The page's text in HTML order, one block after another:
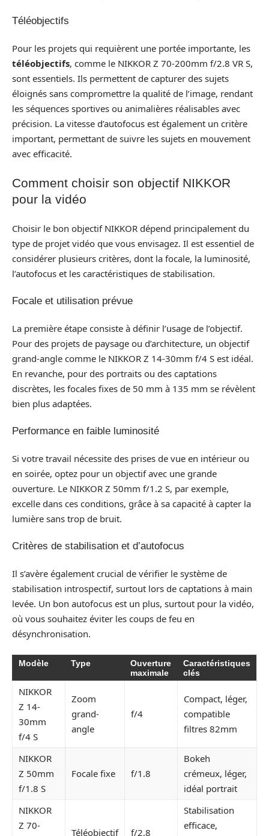
Téléobjectifs
Pour les projets qui requièrent une portée importante, les
téléobjectifs, comme le NIKKOR Z 70-200mm f/2.8 VR S,
sont essentiels. Ils permettent de capturer des sujets
éloignés sans compromettre la qualité de l’image, rendant
les séquences sportives ou animalières réalisables avec
précision. La vitesse d’autofocus est également un critère
important, permettant de suivre les sujets en mouvement
avec efficacité.
Comment choisir son objectif NIKKOR
pour la vidéo
Choisir le bon objectif NIKKOR dépend principalement du
type de projet vidéo que vous envisagez. Il est essentiel de
considérer plusieurs critères, dont la focale, la luminosité,
l’autofocus et les caractéristiques de stabilisation.
Focale et utilisation prévue
La première étape consiste à définir l’usage de l’objectif.
Pour des projets de paysage ou d’architecture, un objectif
grand-angle comme le NIKKOR Z 14-30mm f/4 S est idéal.
En revanche, pour des portraits ou des captations
discrètes, les focales fixes de 50 mm à 135 mm se révèlent
bien plus adaptées.
Performance en faible luminosité
Si votre travail nécessite des prises de vue en intérieur ou
en soirée, optez pour un objectif avec une grande
ouverture. Le NIKKOR Z 50mm f/1.2 S, par exemple,
excelle dans ces conditions, grâce à sa capacité à capter la
lumière sans trop de bruit.
Critères de stabilisation et d’autofocus
Il s’avère également crucial de vérifier le système de
stabilisation introspectif, surtout lors de captations à main
levée. Un bon autofocus est un plus, surtout pour la vidéo,
où vous souhaitez éviter les coups de feu en
désynchronisation.
Modèle Type
Ouverture
maximale
Caractéristiques
clés
NIKKOR
Z 14-
30mm
f/4 S
Zoom
grand-
angle
f/4
Compact, léger,
compatible
filtres 82mm
NIKKOR
Z 50mm
f/1.8 S
Focale fixe f/1.8
Bokeh
crémeux, léger,
idéal portrait
NIKKOR
Z 70-
Téléobjectif f/2.8
Stabilisation
efficace,